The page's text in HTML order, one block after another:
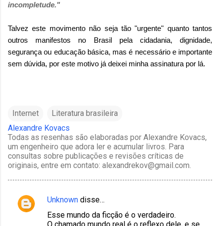
incompletude."
Talvez este movimento não seja tão "urgente" quanto tantos
outros manifestos no Brasil pela cidadania, dignidade,
segurança ou educação básica, mas é necessário e importante
sem dúvida, por este motivo já deixei minha assinatura por lá.
Internet
Literatura brasileira
Alexandre Kovacs
Todas as resenhas são elaboradas por Alexandre Kovacs,
um engenheiro que adora ler e acumular livros. Para
consultas sobre publicações e revisões críticas de
originais, entre em contato: alexandrekov@gmail.com.
C
Unknown disse…
Esse mundo da ficção é o verdadeiro.